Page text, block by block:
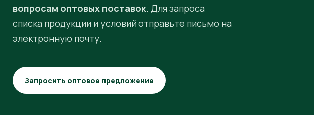
вопросам оптовых поставок. Для запроса
списка продукции и условий отправьте письмо на
электронную почту.
Запросить оптовое предложение